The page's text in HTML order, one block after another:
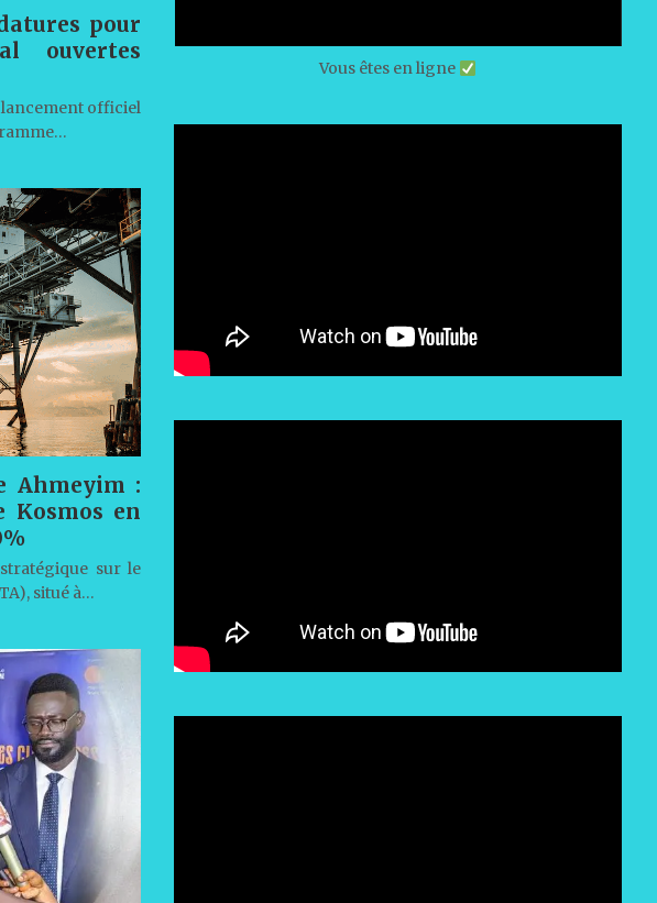
pour
ouvertes
lancement officiel
Ahmeyim :
Kosmos en
sur le
situé à…
Vous êtes en ligne